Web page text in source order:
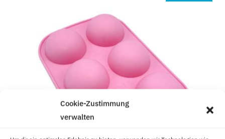
Cookie-Zustimmung
verwalten